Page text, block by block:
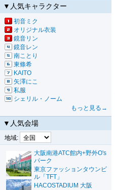
▼人気キャラクター
初音ミク
オリジナル衣装
鏡音リン
鏡音レン
南ことり
東條希
KAITO
矢澤にこ
私服
シェリル・ノーム
もっと見る→
▼人気会場
地域:
大阪南港ATC館内+野外O's
パーク
東京ファッションタウンビ
ル「TFT」
HACOSTADIUM 大阪